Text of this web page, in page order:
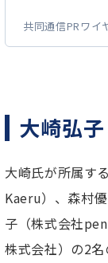
共同通信PRワイ
大崎弘
大崎氏が所属す
Kaeru）、森村
子（株式会社
株式会社）の2